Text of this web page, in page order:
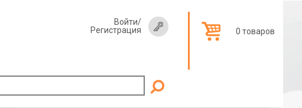
Войти/
Регистрация
0 товаров